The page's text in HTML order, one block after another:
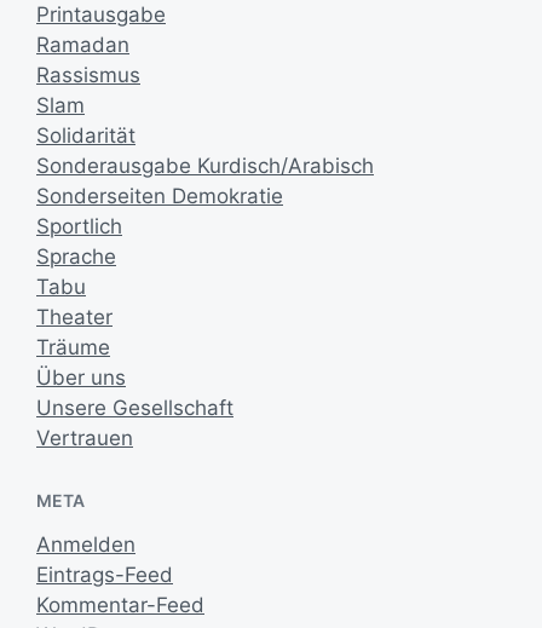
Printausgabe
Ramadan
Rassismus
Slam
Solidarität
Sonderausgabe Kurdisch/Arabisch
Sonderseiten Demokratie
Sportlich
Sprache
Tabu
Theater
Träume
Über uns
Unsere Gesellschaft
Vertrauen
META
Anmelden
Eintrags-Feed
Kommentar-Feed